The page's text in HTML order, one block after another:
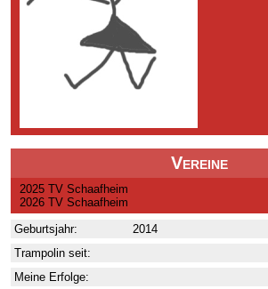
Vereine
2025 TV Schaafheim
2026 TV Schaafheim
Geburtsjahr:
2014
Trampolin seit:
Meine Erfolge: